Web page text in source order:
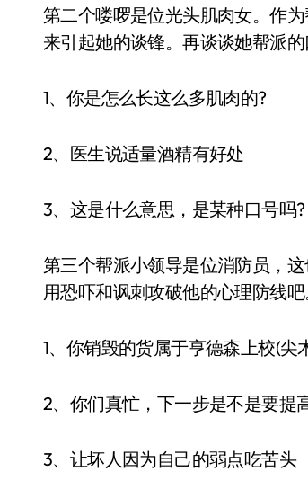
第二个喽啰是位光头肌肉女。作
来引起她的谈锋。再谈谈她帮派
1、你是怎么长这么多肌肉的?
2、医生说适量酒精有好处
3、这是什么意思，是某种口号吗?
第三个帮派小领导是位消防员，
用恐吓和讽刺攻破他的心理防线吧
1、你销毁的货属于亨德森上校(尖
2、你们真忙，下一步是不是要提
3、让坏人因为自己的弱点吃苦头